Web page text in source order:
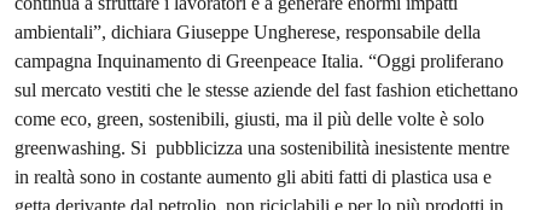
ambientali”, dichiara Giuseppe Ungherese, responsabile della
campagna Inquinamento di Greenpeace Italia. “Oggi proliferano
sul mercato vestiti che le stesse aziende del fast fashion etichettano
come eco, green, sostenibili, giusti, ma il più delle volte è solo
greenwashing. Si pubblicizza una sostenibilità inesistente mentre
in realtà sono in costante aumento gli abiti fatti di plastica usa e